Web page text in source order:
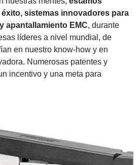
sistemas innovadores para
apantallamiento EMC, durante
líderes a nivel mundial, de
en nuestro know-how y en
Numerosas patentes y
incentivo y una meta para